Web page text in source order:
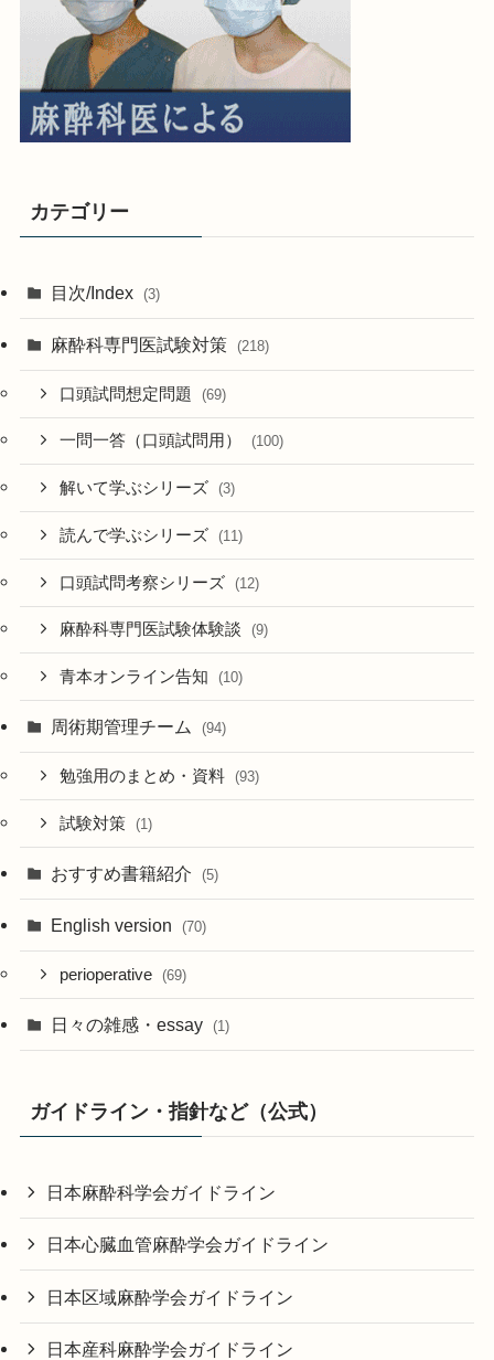
カテゴリー
目次/Index (3)
麻酔科専門医試験対策 (218)
口頭試問想定問題 (69)
一問一答（口頭試問用） (100)
解いて学ぶシリーズ (3)
読んで学ぶシリーズ (11)
口頭試問考察シリーズ (12)
麻酔科専門医試験体験談 (9)
青本オンライン告知 (10)
周術期管理チーム (94)
勉強用のまとめ・資料 (93)
試験対策 (1)
おすすめ書籍紹介 (5)
English version (70)
perioperative (69)
日々の雑感・essay (1)
ガイドライン・指針など（公式）
日本麻酔科学会ガイドライン
日本心臓血管麻酔学会ガイドライン
日本区域麻酔学会ガイドライン
日本産科麻酔学会ガイドライン